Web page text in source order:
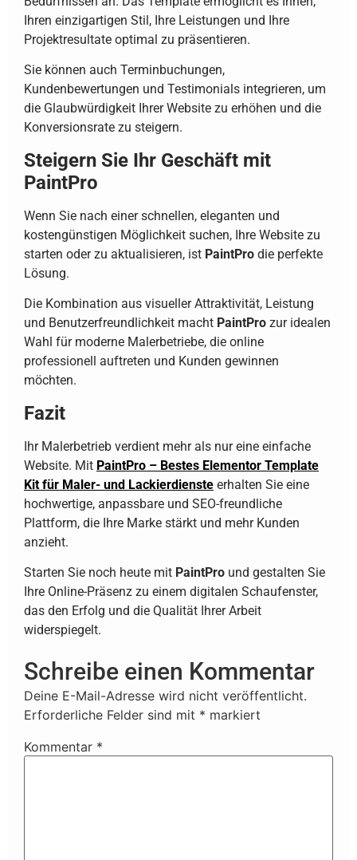
Ihren einzigartigen Stil, Ihre Leistungen und Ihre
Projektresultate optimal zu präsentieren.
Sie können auch Terminbuchungen,
Kundenbewertungen und Testimonials integrieren, um
die Glaubwürdigkeit Ihrer Website zu erhöhen und die
Konversionsrate zu steigern.
Steigern Sie Ihr Geschäft mit
PaintPro
Wenn Sie nach einer schnellen, eleganten und
kostengünstigen Möglichkeit suchen, Ihre Website zu
starten oder zu aktualisieren, ist PaintPro die perfekte
Lösung.
Die Kombination aus visueller Attraktivität, Leistung
und Benutzerfreundlichkeit macht PaintPro zur idealen
Wahl für moderne Malerbetriebe, die online
professionell auftreten und Kunden gewinnen
möchten.
Fazit
Ihr Malerbetrieb verdient mehr als nur eine einfache
Website. Mit PaintPro – Bestes Elementor Template
Kit für Maler- und Lackierdienste erhalten Sie eine
hochwertige, anpassbare und SEO-freundliche
Plattform, die Ihre Marke stärkt und mehr Kunden
anzieht.
Starten Sie noch heute mit PaintPro und gestalten Sie
Ihre Online-Präsenz zu einem digitalen Schaufenster,
das den Erfolg und die Qualität Ihrer Arbeit
widerspiegelt.
Schreibe einen Kommentar
Deine E-Mail-Adresse wird nicht veröffentlicht.
Erforderliche Felder sind mit * markiert
Kommentar *